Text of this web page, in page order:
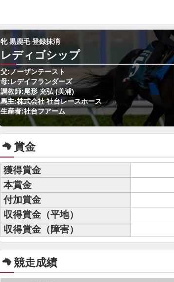
牝 黒鹿毛 登録抹消
レディゴシップ
父:ノーザンテースト
母:レデイフランダーズ
調教師:尾形 充弘 (美浦)
馬主:株式会社 社台レースホース
生産者:社台フアーム
賞金
獲得賞金
本賞金
付加賞金
収得賞金（平地）
収得賞金（障害）
競走成績